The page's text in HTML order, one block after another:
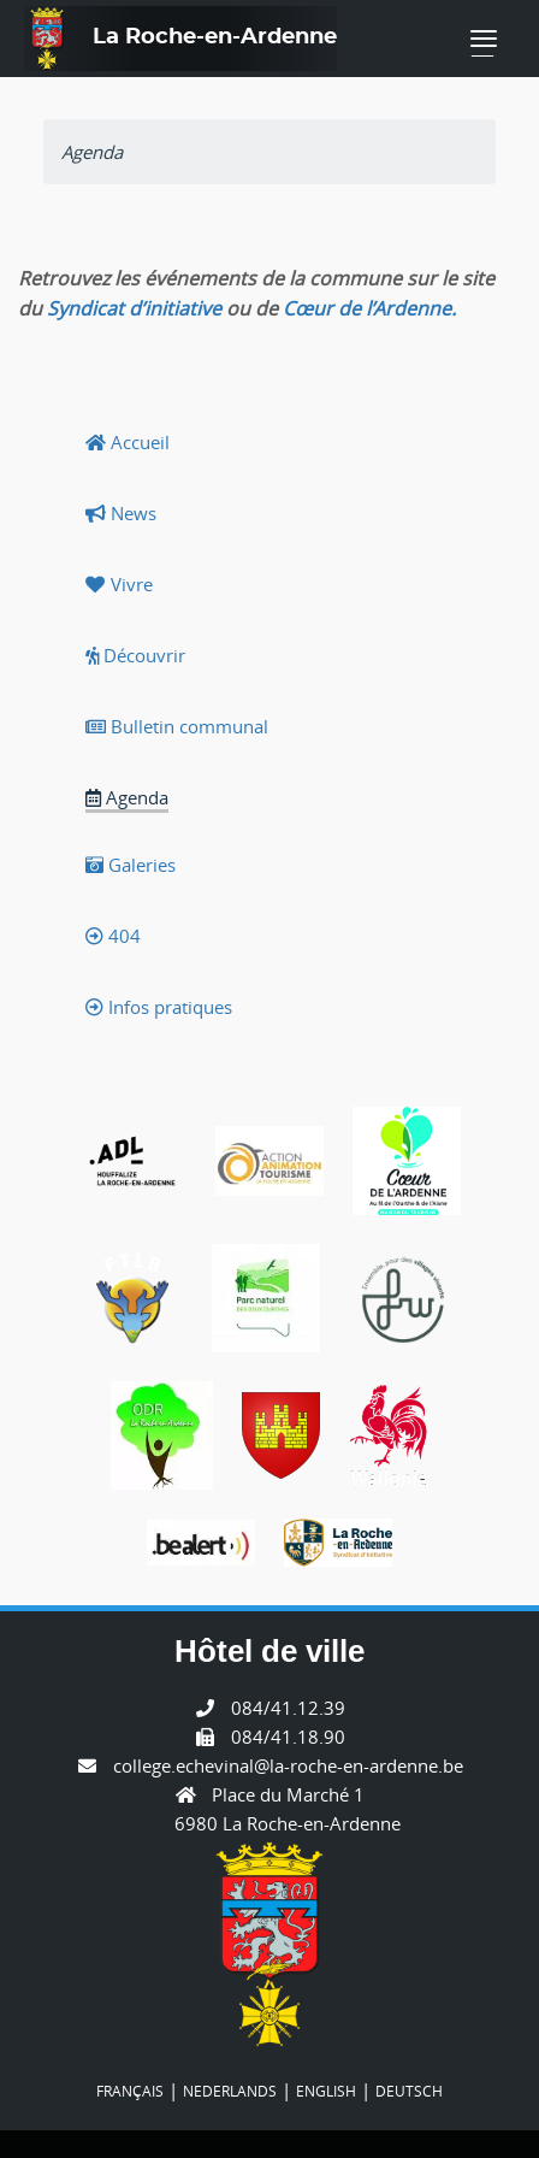
La Roche-en-Ardenne —
Agenda
Retrouvez les événements de la commune sur le site
duSyndicat d’initiativeou deCœur de l’Ardenne.
Accueil
News
Vivre
Découvrir
Bulletin communal
Agenda
Galeries
404
Infos pratiques
Hôtel de ville
084/41.12.39
084/41.18.90
college.echevinal@la-roche-en-ardenne.be
Place du Marché 1
6980 La Roche-en-Ardenne
FRANÇAIS | NEDERLANDS | ENGLISH | DEUTSCH